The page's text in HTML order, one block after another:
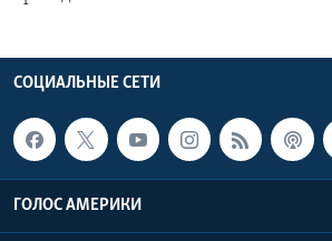
СОЦИАЛЬНЫЕ СЕТИ
ГОЛОС АМЕРИКИ